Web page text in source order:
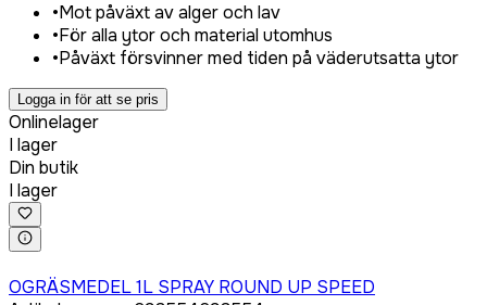
•Mot påväxt av alger och lav
•För alla ytor och material utomhus
•Påväxt försvinner med tiden på väderutsatta ytor
Logga in för att se pris
Onlinelager
I lager
Din butik
I lager
OGRÄSMEDEL 1L SPRAY ROUND UP SPEED